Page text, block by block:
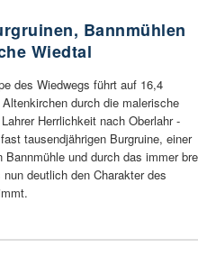
Bannmühlen
Wiedtal
des Wiedwegs führt auf 16,4
durch die malerische
Herrlichkeit nach Oberlahr -
tausendjährigen Burgruine, einer
Bannmühle und durch das immer
deutlich den Charakter des